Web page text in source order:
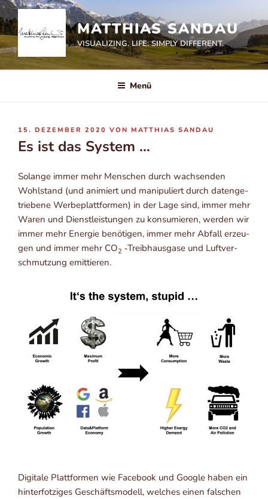
Zum
Inhalt
springen
MATTHIAS SANDAU
VISUALIZING. LIFE. SIMPLY DIFFERENT.
Menü
VERÖFFENTLICHT
AM
15. DEZEMBER 2020 VON MATTHIAS SANDAU
Es ist das System …
Solan­ge immer mehr Men­schen durch wach­sen­den
Wohl­stand (und ani­miert und mani­pu­liert durch daten­ge­
trie­be­ne Wer­be­platt­for­men) in der Lage sind, immer mehr
Waren und Dienst­leis­tun­gen zu kon­su­mie­ren, wer­den wir
immer mehr Ener­gie benö­ti­gen, immer mehr Abfall erzeu­
gen und immer mehr CO2 ‑Treib­haus­ga­se und Luft­ver­
schmut­zung emittieren.
Digi­ta­le Platt­for­men wie Face­book und Goog­le haben ein
hin­ter­fot­zi­ges Geschäfts­mo­dell, wel­ches einen fal­schen